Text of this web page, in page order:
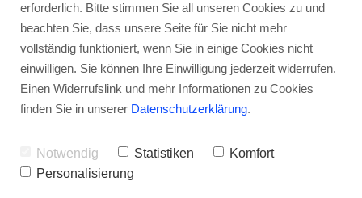
erforderlich. Bitte stimmen Sie all unseren Cookies zu und
beachten Sie, dass unsere Seite für Sie nicht mehr
vollständig funktioniert, wenn Sie in einige Cookies nicht
einwilligen. Sie können Ihre Einwilligung jederzeit widerrufen.
Einen Widerrufslink und mehr Informationen zu Cookies
finden Sie in unserer Datenschutzerklärung.
Notwendig Statistiken
Komfort
Personalisierung